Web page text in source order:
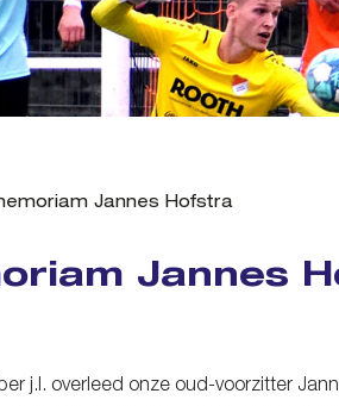
Jannes Hofstra
Jannes
j.l. overleed onze oud-voorzitter